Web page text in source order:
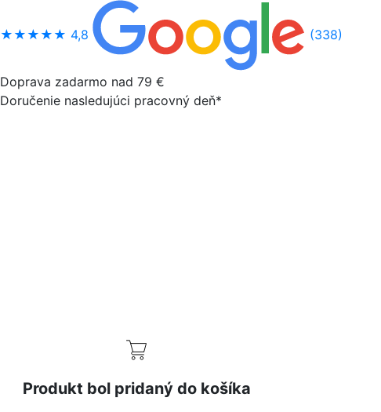
★★★★★ 4,8 (338)
Doprava zadarmo nad 79 €
Doručenie nasledujúci pracovný deň*
Produkt bol pridaný do košíka